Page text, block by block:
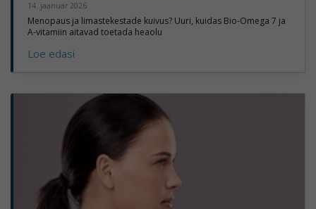
14. jaanuar 2026
Menopaus ja limastekestade kuivus? Uuri, kuidas Bio-Omega 7 ja
A-vitamiin aitavad toetada heaolu
Loe edasi